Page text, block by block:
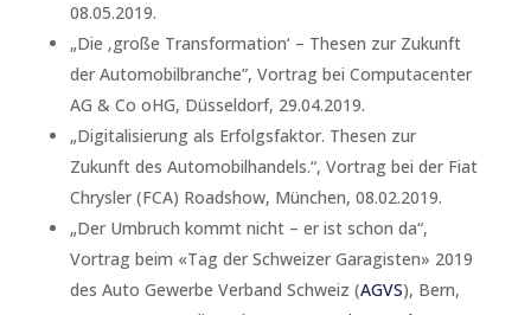
08.05.2019.
„Die ‚große Transformation‘ – Thesen zur Zukunft
der Automobilbranche”, Vortrag bei Computacenter
AG & Co oHG, Düsseldorf, 29.04.2019.
„Digitalisierung als Erfolgsfaktor. Thesen zur
Zukunft des Automobilhandels.“, Vortrag bei der Fiat
Chrysler (FCA) Roadshow, München, 08.02.2019.
„Der Umbruch kommt nicht – er ist schon da“,
Vortrag beim «Tag der Schweizer Garagisten» 2019
des Auto Gewerbe Verband Schweiz (AGVS), Bern,